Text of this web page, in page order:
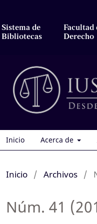
Sistema de
Bibliotecas
Facultad
Derecho
Inicio Acerca de
Inicio / Archivos /
Núm. 41